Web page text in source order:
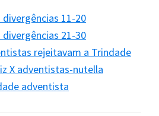
Bíblia:
a mãe de Jesus, e a irmã
para se cumprir a Esc
divergências 11-20
divergências 21-30
rejeitavam a Trindade
X adventistas-nutella
adventista